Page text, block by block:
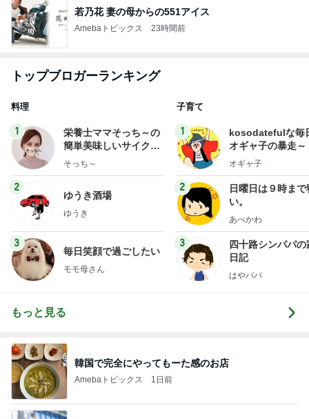
若乃花 妻の母からの551アイス
Amebaトピックス 23時間前
トップブロガーランキング
料理
1
栄養士ママそっち～の
簡単美味しいサイクル
献立
そっち～
2
ゆうき酒場
ゆうき
3
毎日笑顔で過ごしたい
モモ母さん
子育て
1
kosodatefulな毎
オギャ子の暴走～
オギャ子
2
日曜日は９時まで
い。
あべかわ
3
四十路シンパパの
日記
はやパパ
もっと見る
韓国で完全にやってもーた感のお店
Amebaトピックス 1日前